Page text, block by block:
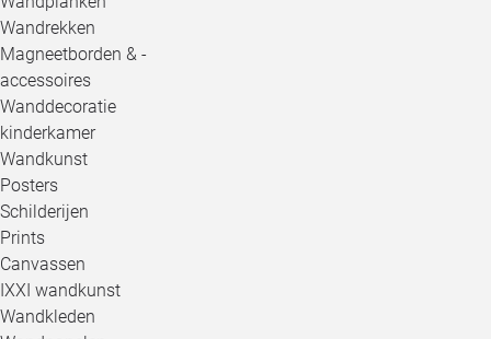
Wandrekken
Magneetborden & -
accessoires
Wanddecoratie
kinderkamer
Wandkunst
Posters
Schilderijen
Prints
Canvassen
IXXI wandkunst
Wandkleden